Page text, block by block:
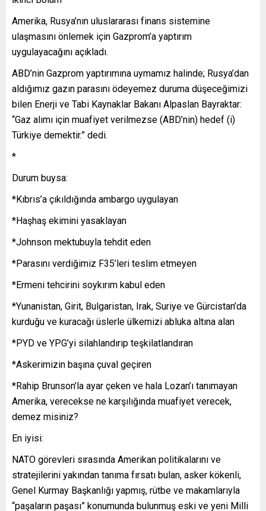
Amerika, Rusya’nın uluslararası finans sistemine
ulaşmasını önlemek için Gazprom’a yaptırım
uygulayacağını açıkladı.
ABD’nin Gazprom yaptırımına uymamız halinde; Rusya’dan
aldığımız gazın parasını ödeyemez duruma düşeceğimizi
bilen Enerji ve Tabi Kaynaklar Bakanı Alpaslan Bayraktar:
“Gaz alımı için muafiyet verilmezse (ABD’nin) hedef (i)
Türkiye demektir.” dedi.
*
Durum buysa:
*Kıbrıs’a çıkıldığında ambargo uygulayan
*Haşhaş ekimini yasaklayan
*Johnson mektubuyla tehdit eden
*Parasını verdiğimiz F35’leri teslim etmeyen
*Ermeni tehcirini soykırım kabul eden
*Yunanistan, Girit, Bulgaristan, Irak, Suriye ve Gürcistan’da
kurduğu ve kuracağı üslerle ülkemizi abluka altına alan
*PYD ve YPG’yi silahlandırıp teşkilatlandıran
*Askerimizin başına çuval geçiren
*Rahip Brunson’la ayar çeken ve hala Lozan’ı tanımayan
Amerika, verecekse ne karşılığında muafiyet verecek,
demez misiniz?
En iyisi:
NATO görevleri sırasında Amerikan politikalarını ve
stratejilerini yakından tanıma fırsatı bulan, asker kökenli,
Genel Kurmay Başkanlığı yapmış, rütbe ve makamlarıyla
“paşaların paşası” konumunda bulunmuş eski ve yeni Milli